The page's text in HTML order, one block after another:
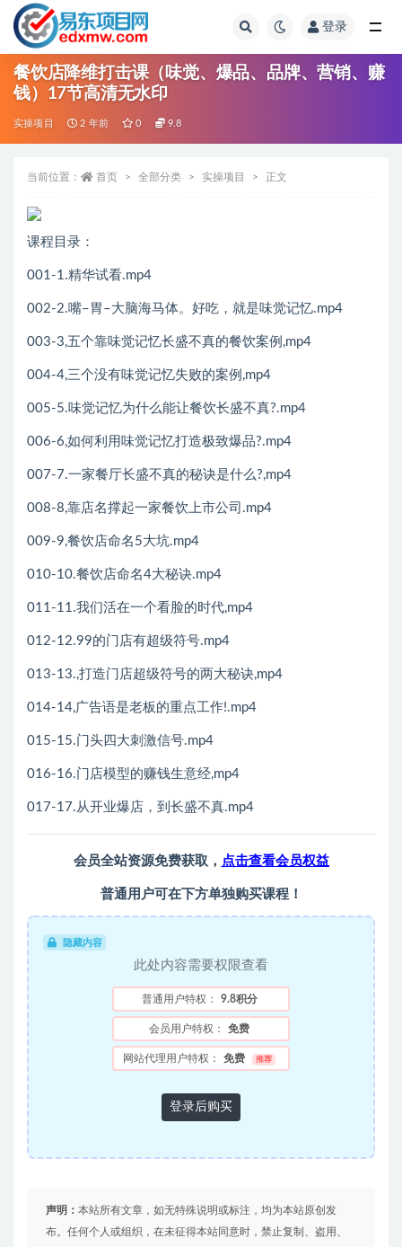
登录
餐饮店降维打击课（味觉、爆品、品牌、营销、赚
钱）17节高清无水印
实操项目 2 年前 0 9.8
当前位置： 首页 全部分类 实操项目 正文
课程目录：
001-1.精华试看.mp4
002-2.嘴–胃–大脑海马体。好吃，就是味觉记忆.mp4
003-3,五个靠味觉记忆长盛不真的餐饮案例,mp4
004-4,三个没有味觉记忆失败的案例,mp4
005-5.味觉记忆为什么能让餐饮长盛不真?.mp4
006-6,如何利用味觉记忆打造极致爆品?.mp4
007-7.一家餐厅长盛不真的秘诀是什么?,mp4
008-8,靠店名撑起一家餐饮上市公司.mp4
009-9,餐饮店命名5大坑.mp4
010-10.餐饮店命名4大秘诀.mp4
011-11.我们活在一个看脸的时代,mp4
012-12.99的门店有超级符号.mp4
013-13.,打造门店超级符号的两大秘诀,mp4
014-14,广告语是老板的重点工作!.mp4
015-15.门头四大刺激信号.mp4
016-16.门店模型的赚钱生意经,mp4
017-17.从开业爆店，到长盛不真.mp4
会员全站资源免费获取， 点击查看会员权益
普通用户可在下方单独购买课程！
隐藏内容
此处内容需要权限查看
普通用户特权： 9.8积分
会员用户特权： 免费
网站代理用户特权： 免费 推荐
登录后购买
声明： 本站所有文章，如无特殊说明或标注，均为本站原创发
布。任何个人或组织，在未征得本站同意时，禁止复制、盗用、